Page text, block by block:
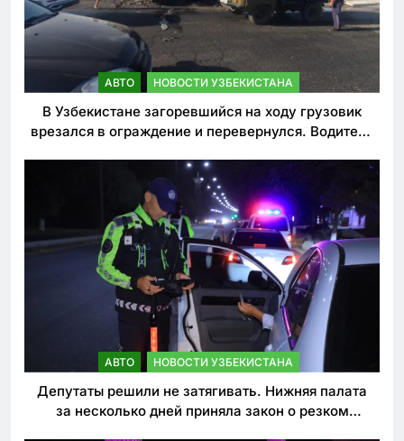
АВТО НОВОСТИ УЗБЕКИСТАНА
В Узбекистане загоревшийся на ходу грузовик
врезался в ограждение и перевернулся. Водитель
АВТО НОВОСТИ УЗБЕКИСТАНА
Депутаты решили не затягивать. Нижняя палата
за несколько дней приняла закон о резком